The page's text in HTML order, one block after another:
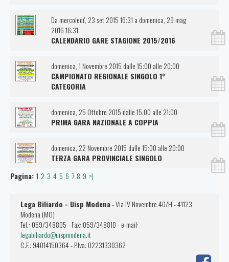
Da mercoledi', 23 set 2015 16:31 a domenica, 29 mag
2016 16:31
CALENDARIO GARE STAGIONE 2015/2016
domenica, 1 Novembre 2015 dalle 15:00 alle 20:00
CAMPIONATO REGIONALE SINGOLO 1°
CATEGORIA
domenica, 25 Ottobre 2015 dalle 15:00 alle 21:00
PRIMA GARA NAZIONALE A COPPIA
domenica, 22 Novembre 2015 dalle 15:00 alle 20:00
TERZA GARA PROVINCIALE SINGOLO
Pagina: 1 2 3 4 5 6 7 8 9 >|
Lega Biliardo - Uisp Modena- Via IV Novembre 40/H - 41123
Modena (MO)
Tel.: 059/348805 - Fax: 059/348810 - e-mail:
legabiliardo@uispmodena.it
C.F.: 94014150364 - P.Iva: 02231330362